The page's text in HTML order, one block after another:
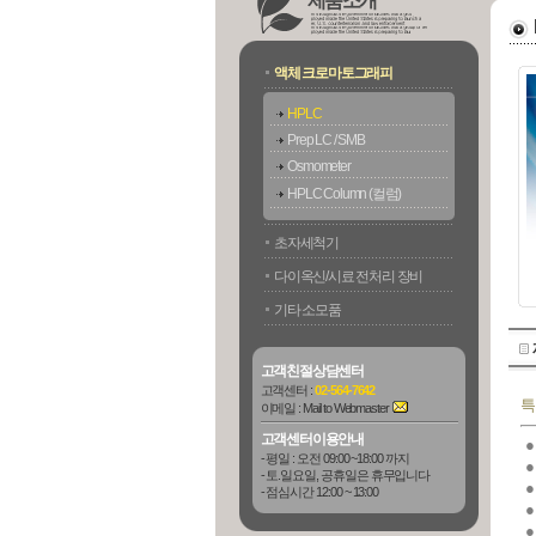
액체 크로마토그래피
HPLC
Prep LC / SMB
Osmometer
HPLC Column (컬럼)
초자세척기
다이옥신/시료 전처리 장비
기타 소모품
고객친절상담센터
고객센터 :02-564-7642
이메일 : Mail to Webmaster
고객센터이용안내
- 평일 : 오전 09:00 ~18:00 까지
- 토.일요일, 공휴일은 휴무입니다
- 점심시간 12:00 ~ 13:00